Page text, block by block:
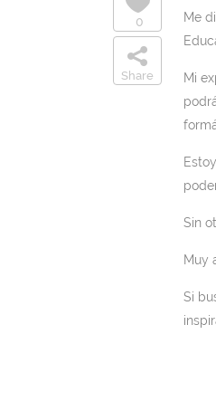
0
Share
Me
Mi
Sin
Muy
Si